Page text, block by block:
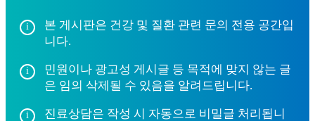
본 게시판은 건강 및 질환 관련 문의 전용 공간입
니다.
민원이나 광고성 게시글 등 목적에 맞지 않는 글
은 임의 삭제될 수 있음을 알려드립니다.
진료상담은 작성 시 자동으로 비밀글 처리됩니